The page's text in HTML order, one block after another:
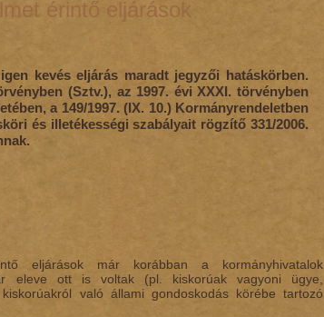
eljárások már korábban a kormányhivatalok
eleve ott is voltak (pl. kiskorúak vagyoni ügye,
való állami gondoskodás körébe tartozó
érintő eljárások
kevés eljárás maradt jegyzői hatáskörben.
(Sztv.), az 1997. évi XXXI. törvényben
a 149/1997. (IX. 10.) Kormányrendeletben
és illetékességi szabályait rögzítő 331/2006.